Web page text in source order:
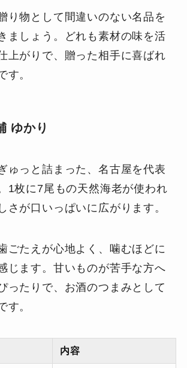
り物として間違いのない名品を
ましょう。どれも素材の味を活
上がりで、贈った相手に喜ばれ
す。
ゆかり
ゅっと詰まった、名古屋を代表
1枚に7尾もの天然海老が使われ
さが口いっぱいに広がります。
ごたえが心地よく、噛むほどに
じます。甘いものが苦手な方へ
ったりで、お酒のつまみとして
す。
内容